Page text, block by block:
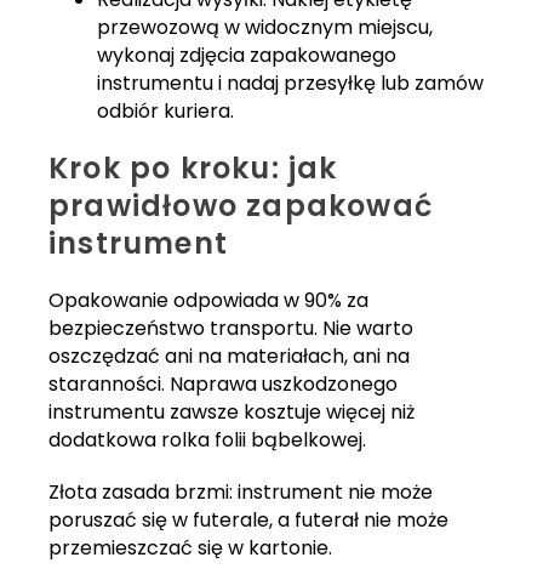
przewozową w widocznym miejscu,
wykonaj zdjęcia zapakowanego
instrumentu i nadaj przesyłkę lub zamów
odbiór kuriera.
Krok po kroku: jak
prawidłowo zapakować
instrument
Opakowanie odpowiada w 90% za
bezpieczeństwo transportu. Nie warto
oszczędzać ani na materiałach, ani na
staranności. Naprawa uszkodzonego
instrumentu zawsze kosztuje więcej niż
dodatkowa rolka folii bąbelkowej.
Złota zasada brzmi: instrument nie może
poruszać się w futerale, a futerał nie może
przemieszczać się w kartonie.